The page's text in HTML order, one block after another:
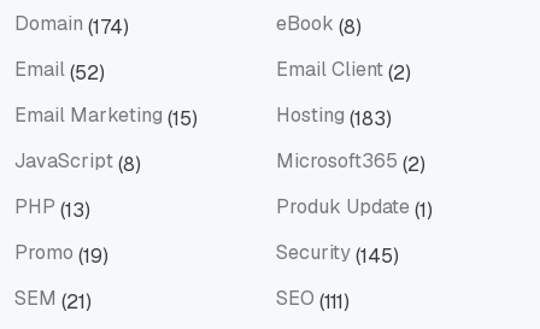
Domain (174) eBook (8)
Email(52) Email Client(2)
Email Marketing (15) Hosting (183)
JavaScript(8) Microsoft365 (2)
PHP (13) Produk Update (1)
Promo (19) Security(145)
SEM (21) SEO (111)